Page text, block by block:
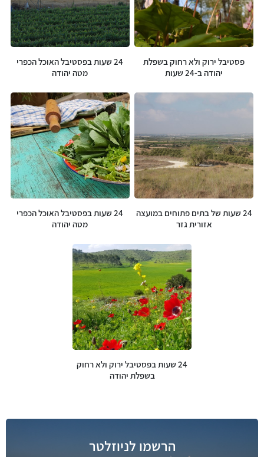
פסטיבל ירוק ולא רחוק בשפלת
יהודה ב-24 שעות
24 שעות בפסטיבל האוכל הכפרי
מטה יהודה
24 שעות של בתים פתוחים במועצה
אזורית גזר
24 שעות בפסטיבל האוכל הכפרי
מטה יהודה
24 שעות בפסטיבל ירוק ולא רחוק
בשפלת יהודה
הרשמו לניוזלטר